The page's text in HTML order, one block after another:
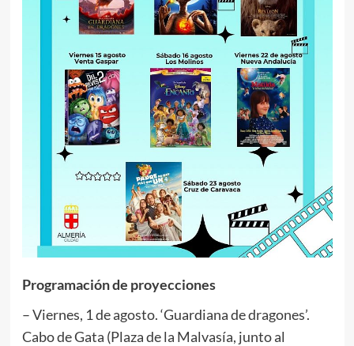
Programación de proyecciones
– Viernes, 1 de agosto. ‘Guardiana de dragones’.
Cabo de Gata (Plaza de la Malvasía, junto al